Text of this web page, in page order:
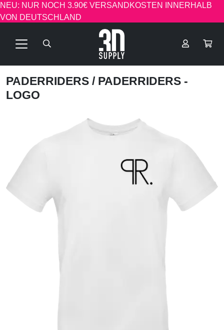
NEU: NUR NOCH 3.90€ VERSANDKOSTEN INNERHALB
VON DEUTSCHLAND
PADERRIDERS / PADERRIDERS -
LOGO